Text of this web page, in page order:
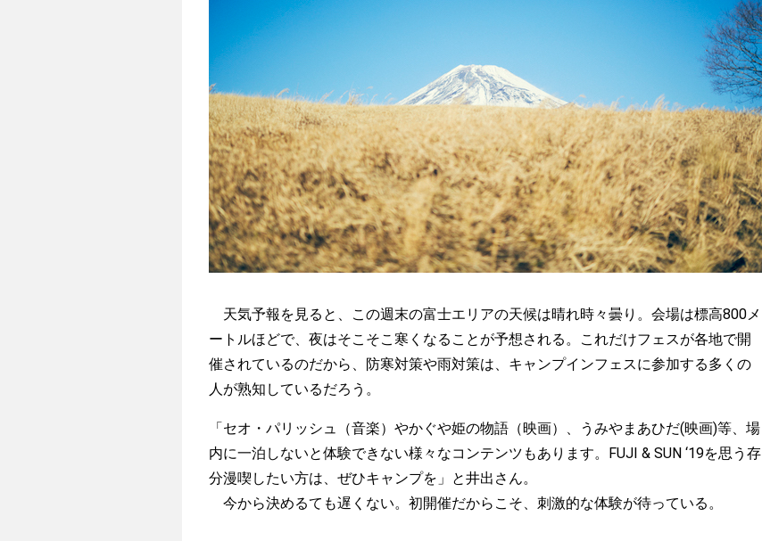
天気予報を見ると、この週末の富士エリアの天候は晴れ時々曇り。会場は標高800メ
ートルほどで、夜はそこそこ寒くなることが予想される。これだけフェスが各地で開
催されているのだから、防寒対策や雨対策は、キャンプインフェスに参加する多くの
人が熟知しているだろう。
「セオ・パリッシュ（音楽）やかぐや姫の物語（映画）、うみやまあひだ(映画)等、場
内に一泊しないと体験できない様々なコンテンツもあります。FUJI & SUN ‘19を思う存
分漫喫したい方は、ぜひキャンプを」と井出さん。
今から決めるても遅くない。初開催だからこそ、刺激的な体験が待っている。